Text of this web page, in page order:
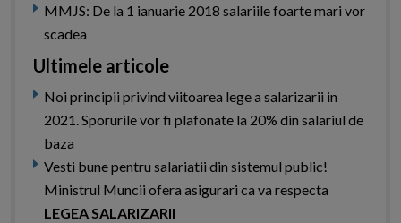
MMJS: De la 1 ianuarie 2018 salariile foarte mari vor
scadea
Ultimele articole
Noi principii privind viitoarea lege a salarizarii in
2021. Sporurile vor fi plafonate la 20% din salariul de
baza
Vesti bune pentru salariatii din sistemul public!
Ministrul Muncii ofera asigurari ca va respecta
LEGEA SALARIZARII